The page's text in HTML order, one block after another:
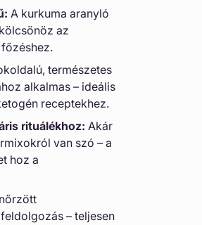
A kurkuma aranyló
az
természetes
alkalmas – ideális
receptekhez.
rituálékhoz: Akár
van szó – a
hoz a
– teljesen